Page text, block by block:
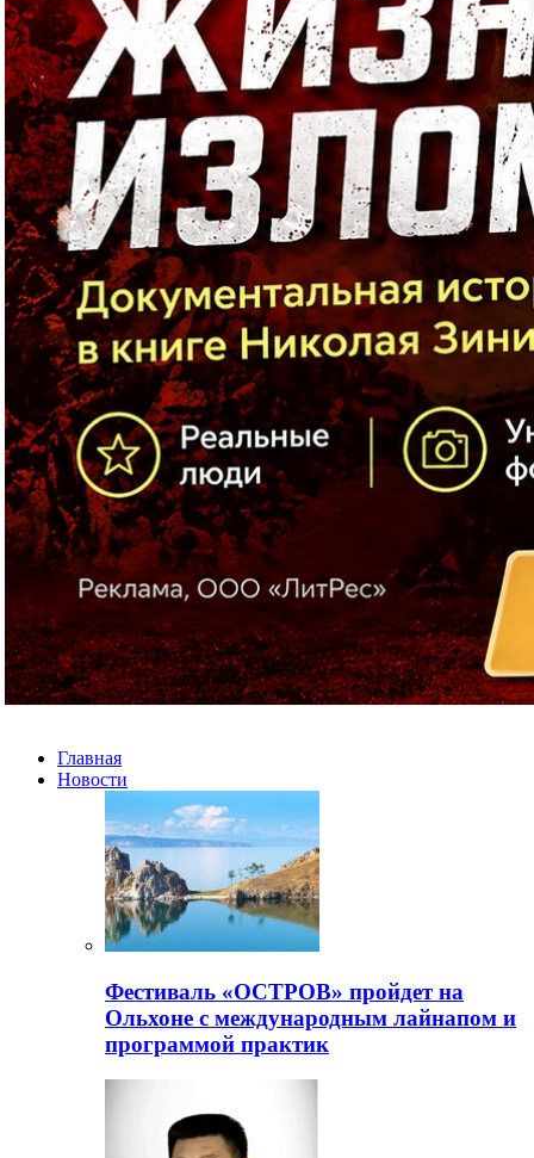
Главная
Новости
Фестиваль «ОСТРОВ» пройдет на
Ольхоне с международным лайнапом и
программой практик